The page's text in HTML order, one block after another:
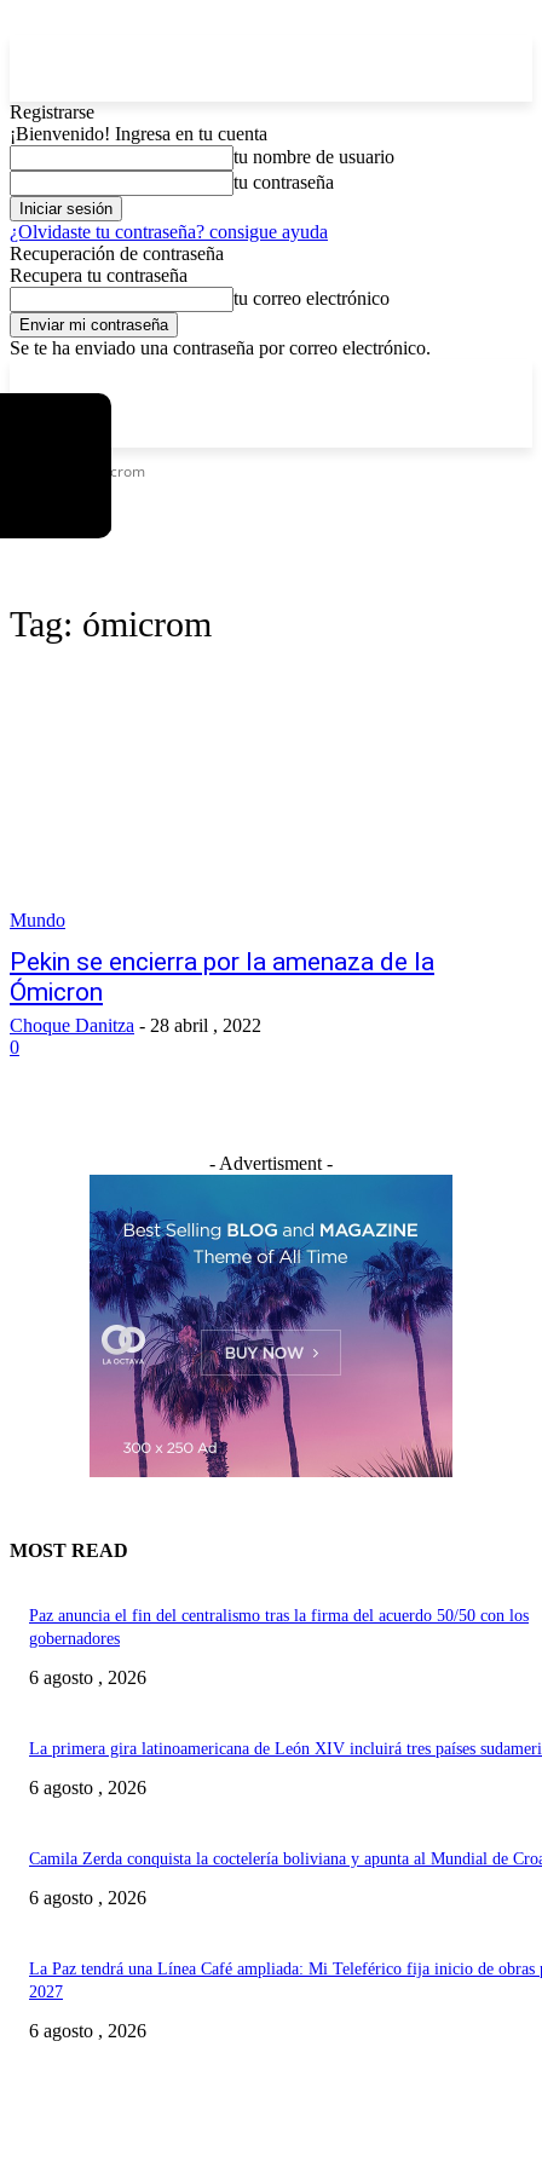
Registrarse
¡Bienvenido! Ingresa en tu cuenta
tu nombre de usuario
tu contraseña
¿Olvidaste tu contraseña? consigue ayuda
Recuperación de contraseña
Recupera tu contraseña
tu correo electrónico
Se te ha enviado una contraseña por correo electrónico.
ómicrom
Tag: ómicrom
Mundo
Pekin se encierra por la amenaza de la
Ómicron
Choque Danitza - 28 abril , 2022
0
- Advertisment -
MOST READ
Paz anuncia el fin del centralismo tras la firma del acuerdo 50/50 con los
gobernadores
6 agosto , 2026
La primera gira latinoamericana de León XIV incluirá tres países
6 agosto , 2026
Camila Zerda conquista la coctelería boliviana y apunta al Mundial de
6 agosto , 2026
La Paz tendrá una Línea Café ampliada: Mi Teleférico fija inicio de obras
2027
6 agosto , 2026